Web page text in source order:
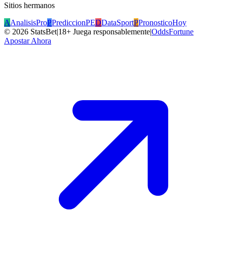
Sitios hermanos
AAnalisisProPPrediccionPEDDataSportPPronosticoHoy
© 2026 StatsBet|18+ Juega responsablemente|OddsFortune
Apostar Ahora